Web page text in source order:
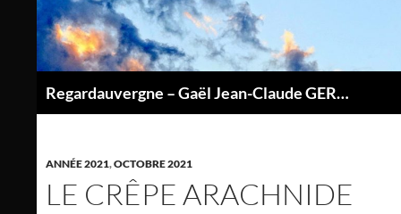
contenu
Regardauvergne – Gaël Jean-Claude GERARD
ANNÉE 2021,OCTOBRE 2021
LE CRÊPE ARACHNIDE